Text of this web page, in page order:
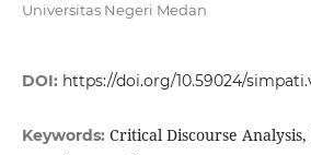
Universitas Negeri Medan
DOI: https://doi.org/10.59024/
Keywords: Critical Discourse